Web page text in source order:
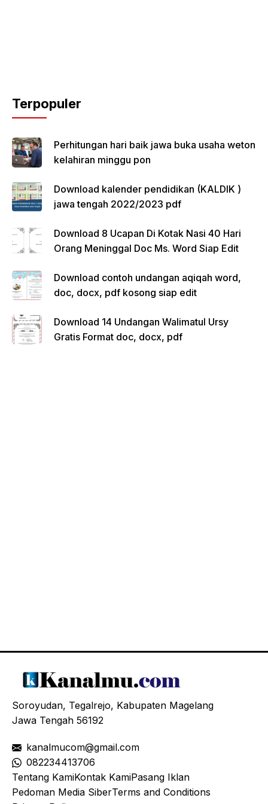
Terpopuler
Perhitungan hari baik jawa buka usaha weton
kelahiran minggu pon
Download kalender pendidikan (KALDIK )
jawa tengah 2022/2023 pdf
Download 8 Ucapan Di Kotak Nasi 40 Hari
Orang Meninggal Doc Ms. Word Siap Edit
Download contoh undangan aqiqah word,
doc, docx, pdf kosong siap edit
Download 14 Undangan Walimatul Ursy
Gratis Format doc, docx, pdf
Soroyudan, Tegalrejo, Kabupaten Magelang
Jawa Tengah 56192
kanalmucom@gmail.com
082234413706
Tentang KamiKontak KamiPasang Iklan
Pedoman Media SiberTerms and Conditions